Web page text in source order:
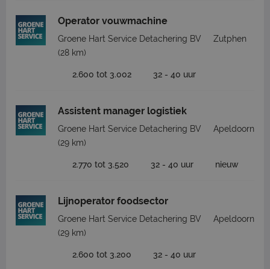
Operator vouwmachine
Groene Hart Service Detachering BV
Zutphen
(28 km)
2.600 tot 3.002 32 - 40 uur
Assistent manager logistiek
Groene Hart Service Detachering BV
Apeldoorn
(29 km)
2.770 tot 3.520 32 - 40 uur nieuw
Lijnoperator foodsector
Groene Hart Service Detachering BV
Apeldoorn
(29 km)
2.600 tot 3.200 32 - 40 uur